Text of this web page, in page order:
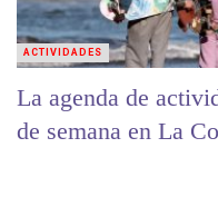
La agenda de
de semana en La
ACTIVIDADES